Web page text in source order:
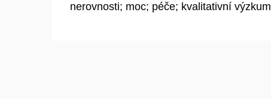
nerovnosti; moc; péče; kvalitativní výzkum